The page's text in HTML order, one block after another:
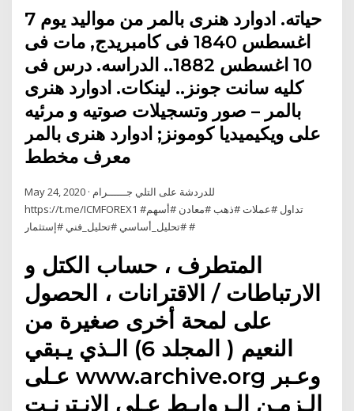
حياته. ادوارد هنرى بالمر من مواليد يوم 7
اغسطس 1840 فى كامبريدج, مات فى
10 اغسطس 1882.. الدراسه. درس فى
كليه سانت جونز.. لينكات. ادوارد هنرى
بالمر – صور وتسجيلات صوتيه و مرئيه
على ويكيميديا كومونز; ادوارد هنرى بالمر
معرف مخطط
May 24, 2020 · للدردشة على التلي جــــــرام
https://t.me/ICMFOREX1 #تداول #عملات #ذهب #معادن #أسهم
#تحليل_أساسي #تحليل_فني #إستثمار #
اﻟﻤﺘﻄﺮف ، ﺣﺴﺎب اﻟﻜﺘﻞ و
اﻻرﺗﺒﺎﻃﺎت / اﻻﻗﺘﺮاﻧﺎت ، اﻟﺤﺼﻮل
ﻋﻠﻰ ﻟﻤﺤﺔ أﺧﺮى ﺻﻐﯿﺮة ﻣﻦ
اﻟﻨﻌﯿﻢ ( اﻟﻤﺠﻠﺪ 6) اﻟـﺬي ﯾـﺒﻘﻲ
ﻋـﻠﻰ www.archive.org وﻋـﺒﺮ
اﻟـﺰﻣـﻦ اﻟـﺮواﺑـﻂ ﻋـﻠﻰ اﻹﻧـﺘﺮﻧـﺖ